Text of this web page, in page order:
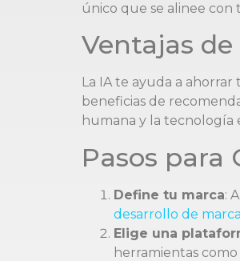
único que se alinee
Ventajas
La IA te ayuda a
beneficias de
humana y la tecnología
Pasos para
Define tu marca:
desarrollo de marca
Elige una
herramientas como